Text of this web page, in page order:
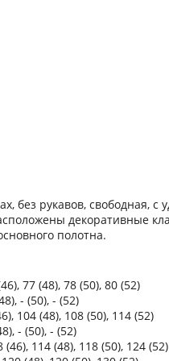
без рукавов, свободная,
декоративные
полотна.
77 (48), 78 (50), 80 (52)
- (50), - (52)
104 (48), 108 (50), 114 (52)
- (50), - (52)
114 (48), 118 (50), 124 (52)